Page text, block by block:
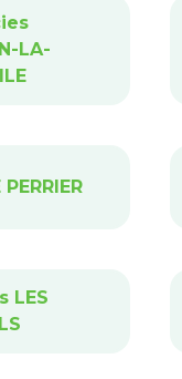
LA-
LES